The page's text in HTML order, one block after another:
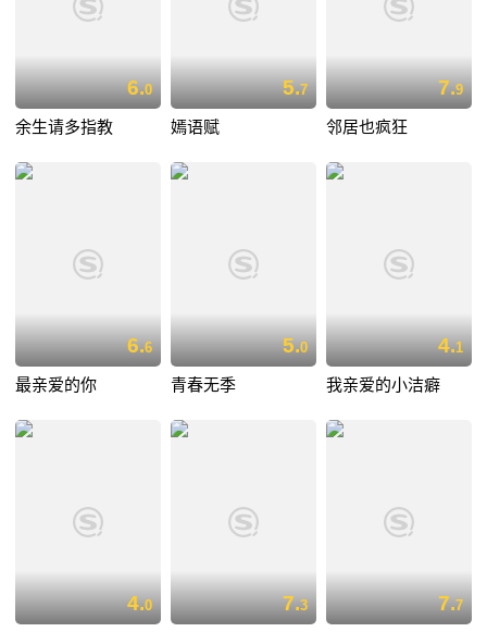
6.0
余生请多指教
5.7
嫣语赋
7.9
邻居也疯狂
6.6
最亲爱的你
5.0
青春无季
4.1
我亲爱的小洁癖
4.0 7.3 7.7